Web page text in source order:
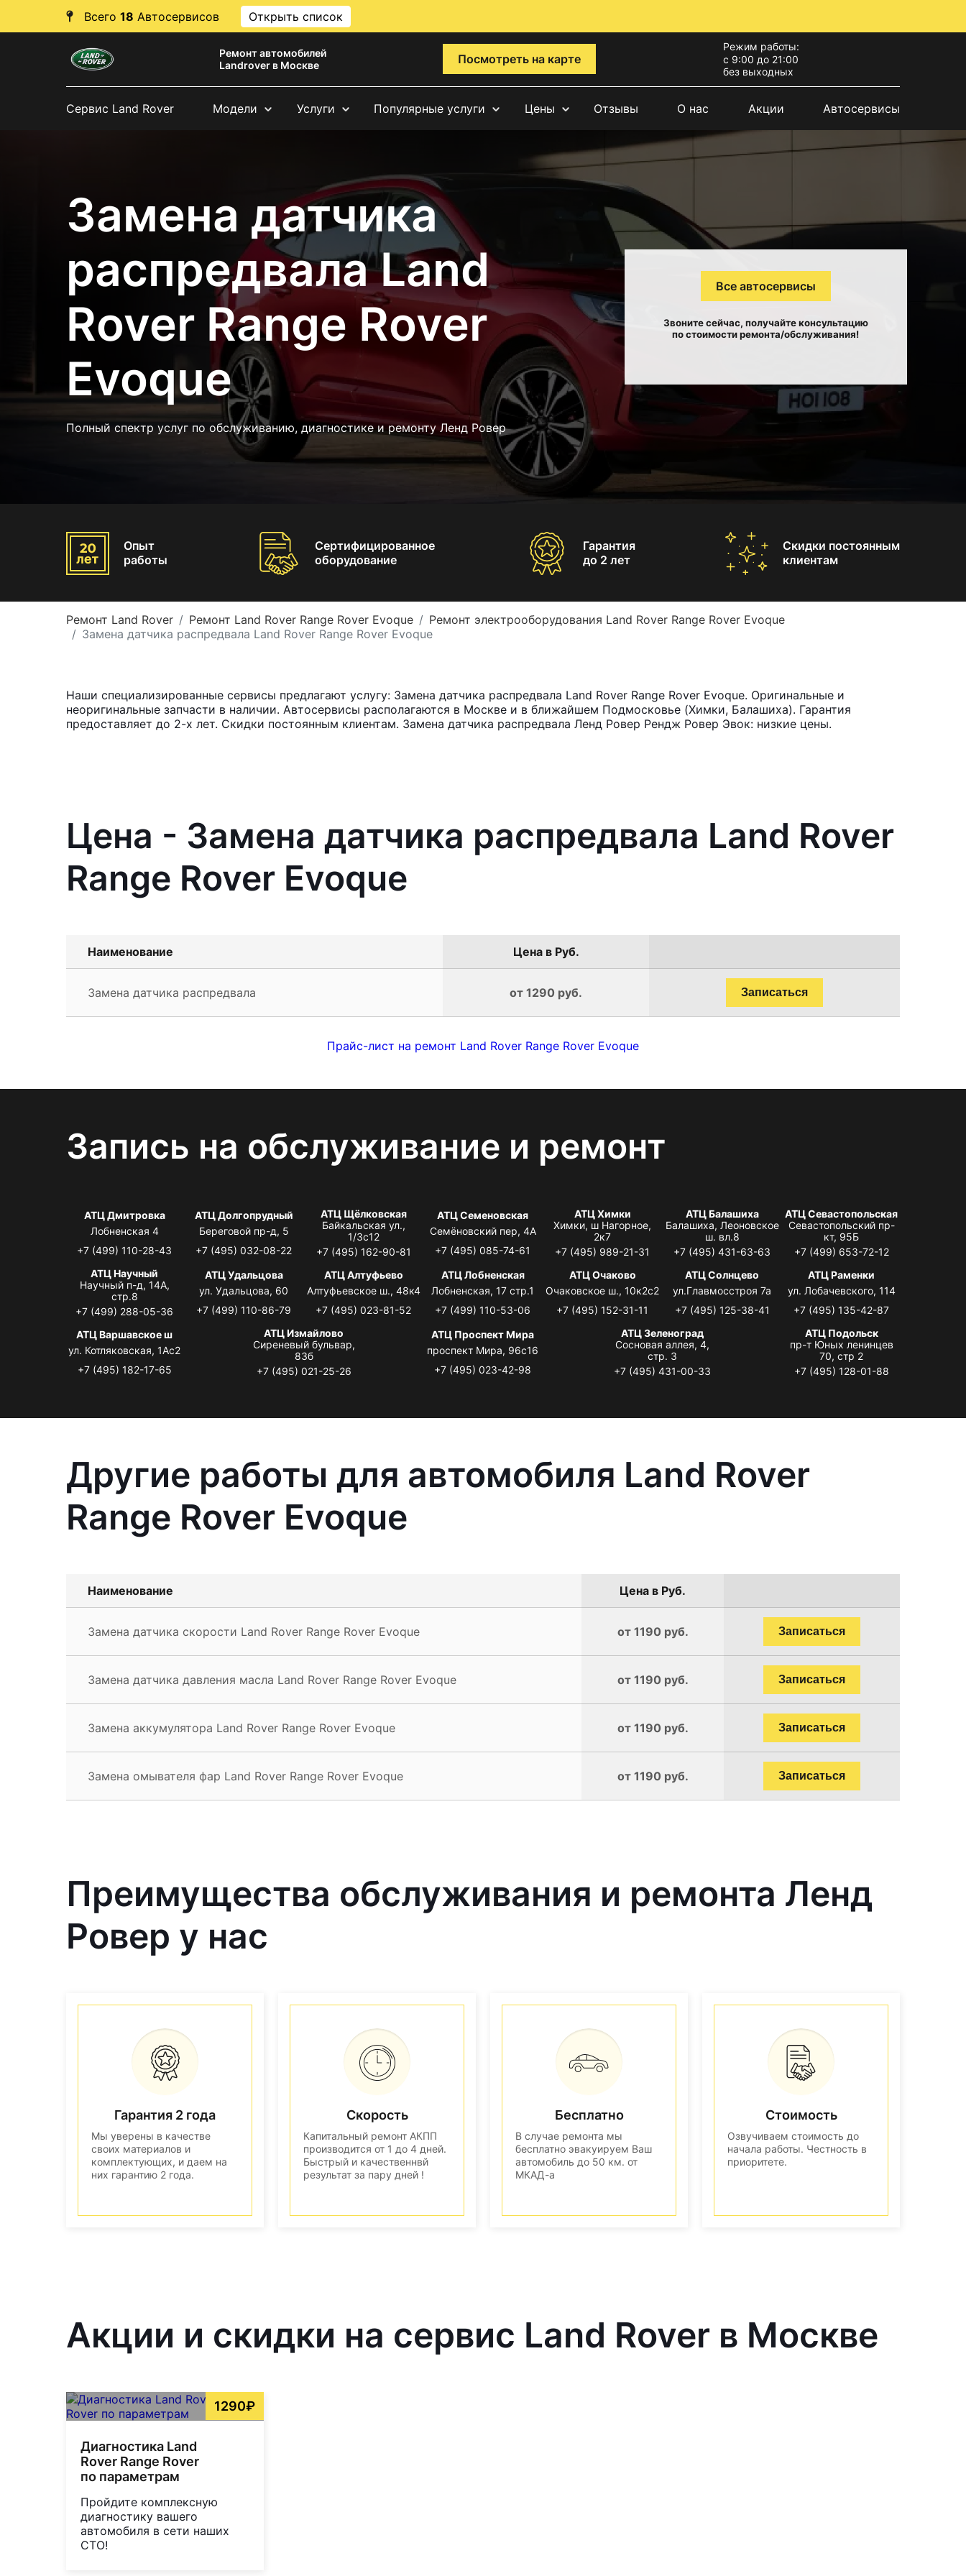
Всего 18 Автосервисов Открыть список
Ремонт автомобилей
Landrover в Москве
Посмотреть на карте
Режим работы:
с 9:00 до 21:00
без выходных
Сервис Land Rover Модели Услуги Популярные услуги Цены Отзывы О нас Акции Автосервисы
Замена датчика
распредвала Land
Rover Range Rover
Evoque
Полный спектр услуг по обслуживанию, диагностике и ремонту Ленд Ровер
Все автосервисы
Звоните сейчас, получайте консультацию
по стоимости ремонта/обслуживания!
Опыт
работы
Сертифицированное
оборудование
Гарантия
до 2 лет
Скидки постоянным
клиентам
Ремонт Land Rover Ремонт Land Rover Range Rover Evoque
Ремонт электрооборудования Land Rover Range Rover Evoque
Замена датчика распредвала Land Rover Range Rover Evoque
Наши специализированные сервисы предлагают услугу: Замена датчика распредвала Land Rover Range Rover Evoque. Оригинальные и
неоригинальные запчасти в наличии. Автосервисы располагаются в Москве и в ближайшем Подмосковье (Химки, Балашиха). Гарантия
предоставляет до 2-х лет. Скидки постоянным клиентам. Замена датчика распредвала Ленд Ровер Рендж Ровер Эвок: низкие цены.
Цена - Замена датчика распредвала Land Rover
Range Rover Evoque
Наименование Цена в Руб.
Замена датчика распредвала от 1290 руб. Записаться
Прайс-лист на ремонт Land Rover Range Rover Evoque
Запись на обслуживание и ремонт
АТЦ Дмитровка
Лобненская 4
+7 (499) 110-28-43
АТЦ Долгопрудный
Береговой пр-д, 5
+7 (495) 032-08-22
АТЦ Щёлковская
Байкальская ул.,
1/3с12
+7 (495) 162-90-81
АТЦ Семеновская
Семёновский пер, 4А
+7 (495) 085-74-61
АТЦ Химки
Химки, ш Нагорное,
2к7
+7 (495) 989-21-31
АТЦ Балашиха
Балашиха, Леоновское
ш. вл.8
+7 (495) 431-63-63
АТЦ Севастопольская
Севастопольский пр-
кт, 95Б
+7 (499) 653-72-12
АТЦ Научный
Научный п-д, 14А,
стр.8
+7 (499) 288-05-36
АТЦ Удальцова
ул. Удальцова, 60
+7 (499) 110-86-79
АТЦ Алтуфьево
Алтуфьевское ш., 48к4
+7 (495) 023-81-52
АТЦ Лобненская
Лобненская, 17 стр.1
+7 (499) 110-53-06
АТЦ Очаково
Очаковское ш., 10к2с2
+7 (495) 152-31-11
АТЦ Солнцево
ул.Главмосстроя 7а
+7 (495) 125-38-41
АТЦ Раменки
ул. Лобачевского, 114
+7 (495) 135-42-87
АТЦ Варшавское ш
ул. Котляковская, 1Ас2
+7 (495) 182-17-65
АТЦ Измайлово
Сиреневый бульвар,
83б
+7 (495) 021-25-26
АТЦ Проспект Мира
проспект Мира, 96с16
+7 (495) 023-42-98
АТЦ Зеленоград
Сосновая аллея, 4,
стр. 3
+7 (495) 431-00-33
АТЦ Подольск
пр-т Юных ленинцев
70, стр 2
+7 (495) 128-01-88
Другие работы для автомобиля Land Rover
Range Rover Evoque
Наименование Цена в Руб.
Замена датчика скорости Land Rover Range Rover Evoque от 1190 руб. Записаться
Замена датчика давления масла Land Rover Range Rover Evoque от 1190 руб. Записаться
Замена аккумулятора Land Rover Range Rover Evoque от 1190 руб. Записаться
Замена омывателя фар Land Rover Range Rover Evoque от 1190 руб. Записаться
Преимущества обслуживания и ремонта Ленд
Ровер у нас
Гарантия 2 года
Мы уверены в качестве
своих материалов и
комплектующих, и даем на
них гарантию 2 года.
Скорость
Капитальный ремонт АКПП
производится от 1 до 4 дней.
Быстрый и качественнвй
результат за пару дней !
Бесплатно
В случае ремонта мы
бесплатно эвакуируем Ваш
автомобиль до 50 км. от
МКАД-а
Стоимость
Озвучиваем стоимость до
начала работы. Честность в
приоритете.
Акции и скидки на сервис Land Rover в Москве
1290₽
Диагностика Land
Rover Range Rover
по параметрам
Пройдите комплексную
диагностику вашего
автомобиля в сети наших
СТО!